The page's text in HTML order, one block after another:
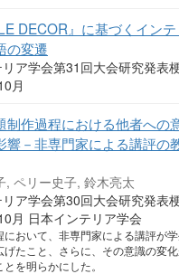
DECOR』に基づくインテ
の変遷
ア学会第31回大会研究発表
月
制作過程における他者への
響－非専門家による講評の
, ペリー史子, 鈴木亮太
ア学会第30回大会研究発表
月 日本インテリア学会
において、非専門家による講評が
げたこと、さらに、その意識の変
を明らかにした。